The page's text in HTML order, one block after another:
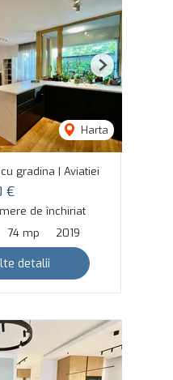
Harta
Next
gradina | Aviatiei
€
de închiriat
74 mp 2019
detalii